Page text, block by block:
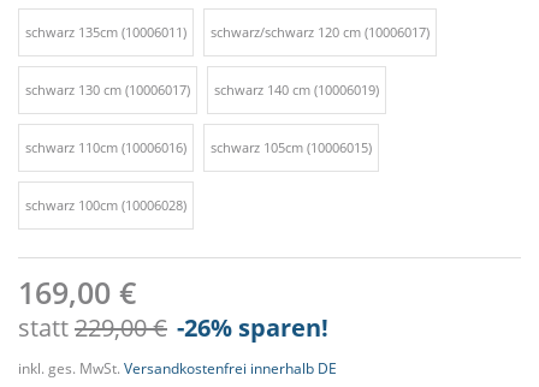
schwarz 135cm (10006011) schwarz/schwarz 120 cm (10006017)
schwarz 130 cm (10006017) schwarz 140 cm (10006019)
schwarz 110cm (10006016) schwarz 105cm (10006015)
schwarz 100cm (10006028)
169,00 €
statt229,00 € -26% sparen!
inkl. ges. MwSt. Versandkostenfrei innerhalb DE